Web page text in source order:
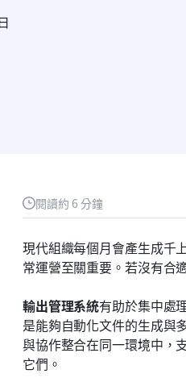
閱讀約 6 分鐘
現代組織每個月會產生成千
常運營至關重要。若沒有合
輸出管理系統有助於集中處
是能夠自動化文件的生成與
與協作整合在同一環境中，
它們。